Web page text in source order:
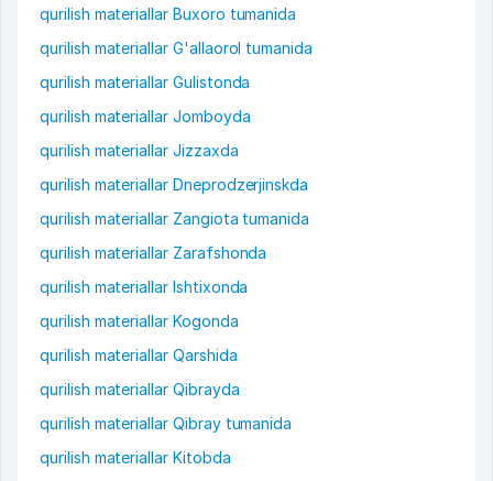
qurilish materiallar Buxoro tumanida
qurilish materiallar G'allaorol tumanida
qurilish materiallar Gulistonda
qurilish materiallar Jomboyda
qurilish materiallar Jizzaxda
qurilish materiallar Dneprodzerjinskda
qurilish materiallar Zangiota tumanida
qurilish materiallar Zarafshonda
qurilish materiallar Ishtixonda
qurilish materiallar Kogonda
qurilish materiallar Qarshida
qurilish materiallar Qibrayda
qurilish materiallar Qibray tumanida
qurilish materiallar Kitobda